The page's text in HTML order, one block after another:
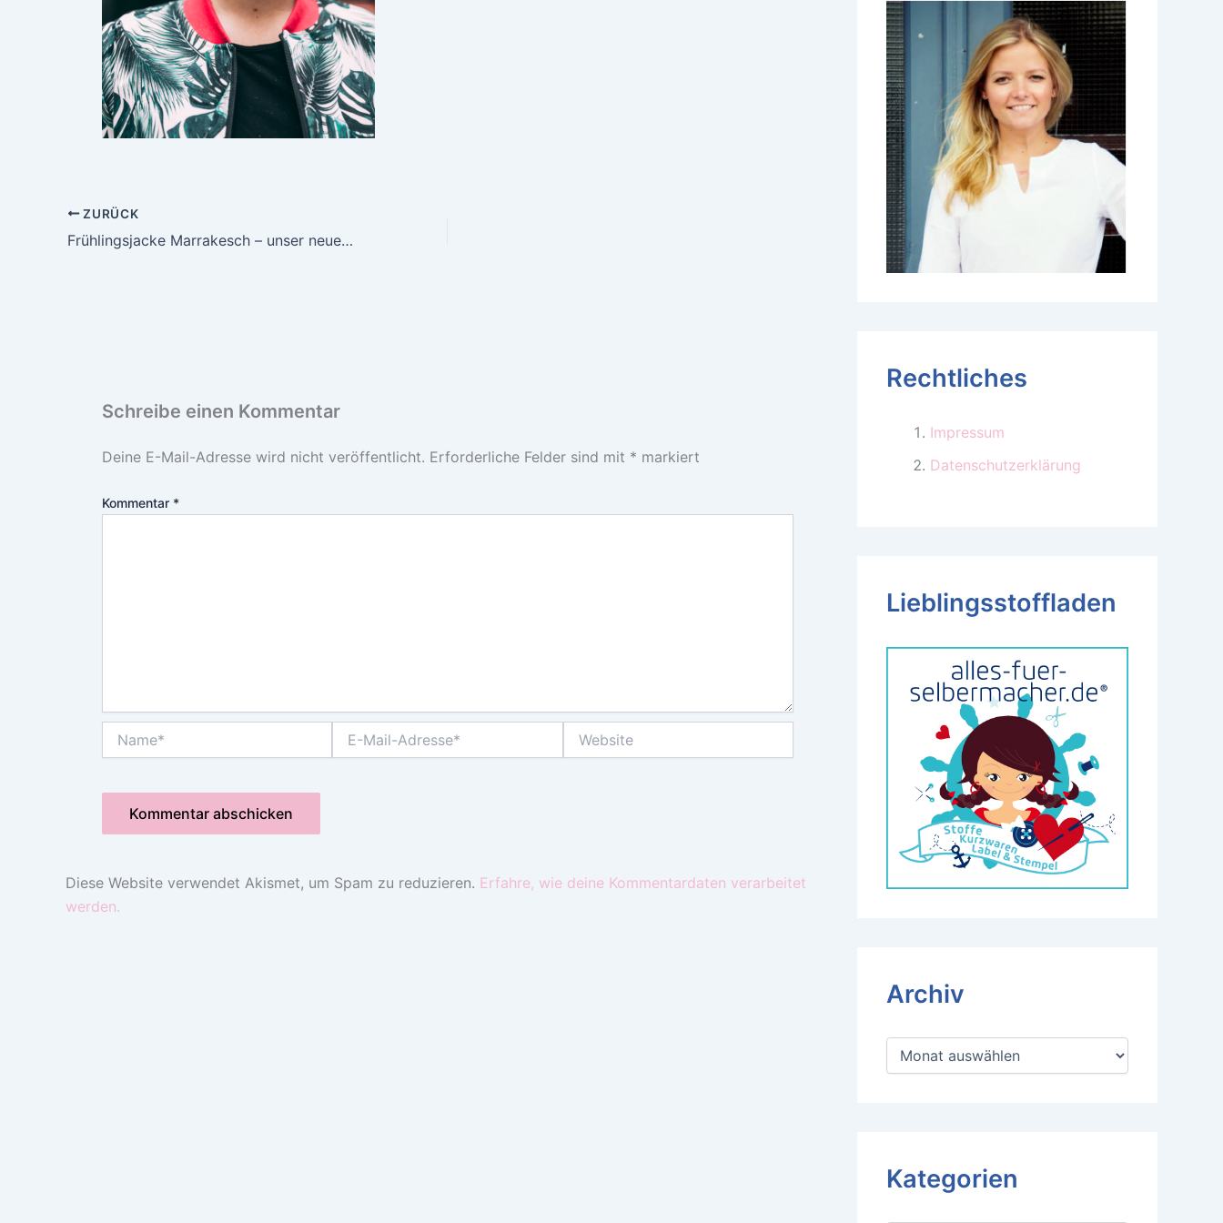
ZURÜCK
Frühlingsjacke Marrakesch – unser neues Schnittmuster für den Übergang
Schreibe einen Kommentar
Deine E-Mail-Adresse wird nicht veröffentlicht. Erforderliche Felder sind mit * markiert
Kommentar *
Mail-
Diese Website verwendet Akismet, um Spam zu reduzieren. Erfahre, wie deine Kommentardaten verarbeitet
werden.
Rechtliches
Impressum
Datenschutzerklärung
Lieblingsstoffladen
Archiv
A
Kategorien